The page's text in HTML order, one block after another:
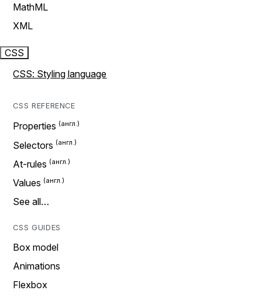
MathML
XML
CSS
CSS: Styling language
CSS REFERENCE
Properties
Selectors
At-rules
Values
See all…
CSS GUIDES
Box model
Animations
Flexbox